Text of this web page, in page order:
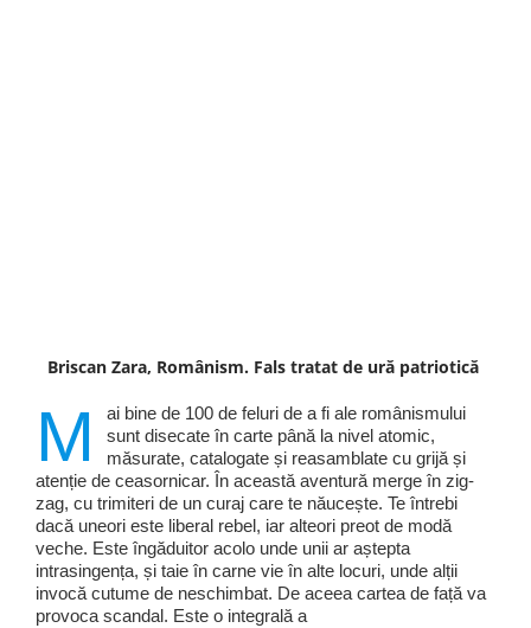
Briscan Zara, Românism. Fals tratat de ură patriotică
M
ai bine de 100 de feluri de a fi ale românismului
sunt disecate în carte până la nivel atomic,
măsurate, catalogate și reasamblate cu grijă și
atenție de ceasornicar. În această aventură merge în zig-
zag, cu trimiteri de un curaj care te năucește. Te întrebi
dacă uneori este liberal rebel, iar alteori preot de modă
veche. Este îngăduitor acolo unde unii ar aștepta
intrasingența, și taie în carne vie în alte locuri, unde alții
invocă cutume de neschimbat. De aceea cartea de față va
provoca scandal. Este o integrală a